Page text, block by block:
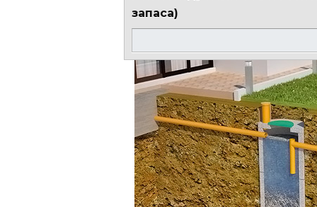
запаса)